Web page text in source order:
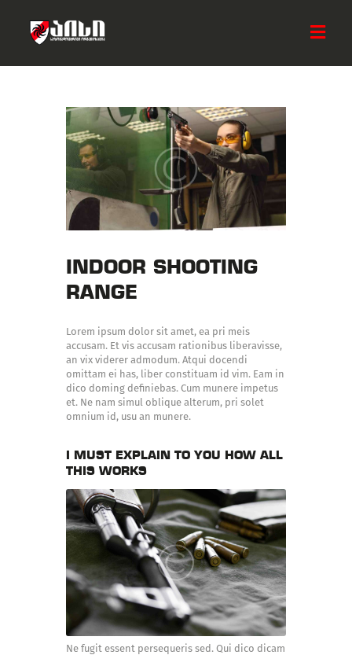
ᲛᲗᲐᲕᲐᲠᲘ
ᲩᲕᲔᲜ ᲨᲔᲡᲐᲮᲔᲑ
ᲡᲘᲐᲮᲚᲔᲔᲑᲘ
ᲐᲥᲢᲘᲕᲝᲑᲔᲑᲘ
ᲡᲐᲛᲮᲔᲓᲠᲝ ᲯᲒᲣᲤᲘ
ᲓᲐᲔᲮᲛᲐᲠᲔ ᲐᲘᲡᲡ
INDOOR SHOOTING
RANGE
Lorem ipsum dolor sit amet, ea pri meis
accusam. Et vis accusam rationibus liberavisse,
an vix viderer admodum. Atqui docendi
omittam ei has, liber constituam id vim. Eam in
dico doming definiebas. Cum munere impetus
et. Ne nam simul oblique alterum, pri solet
omnium id, usu an munere.
I MUST EXPLAIN TO YOU HOW ALL
THIS WORKS
Ne fugit essent persequeris sed. Qui dico dicam